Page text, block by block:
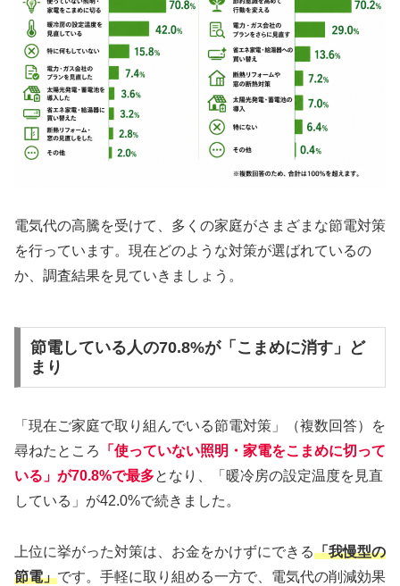
電気代の高騰を受けて、多くの家庭がさまざまな節電対策
を行っています。現在どのような対策が選ばれているの
か、調査結果を見ていきましょう。
節電している人の70.8%が「こまめに消す」ど
まり
「現在ご家庭で取り組んでいる節電対策」（複数回答）を
尋ねたところ
「使っていない照明・家電をこまめに切って
いる」が70.8%で最多となり、「暖冷房の設定温度を見直
している」が42.0%で続きました。
上位に挙がった対策は、お金をかけずにできる「我慢型の
節電」です。手軽に取り組める一方で、電気代の削減効果